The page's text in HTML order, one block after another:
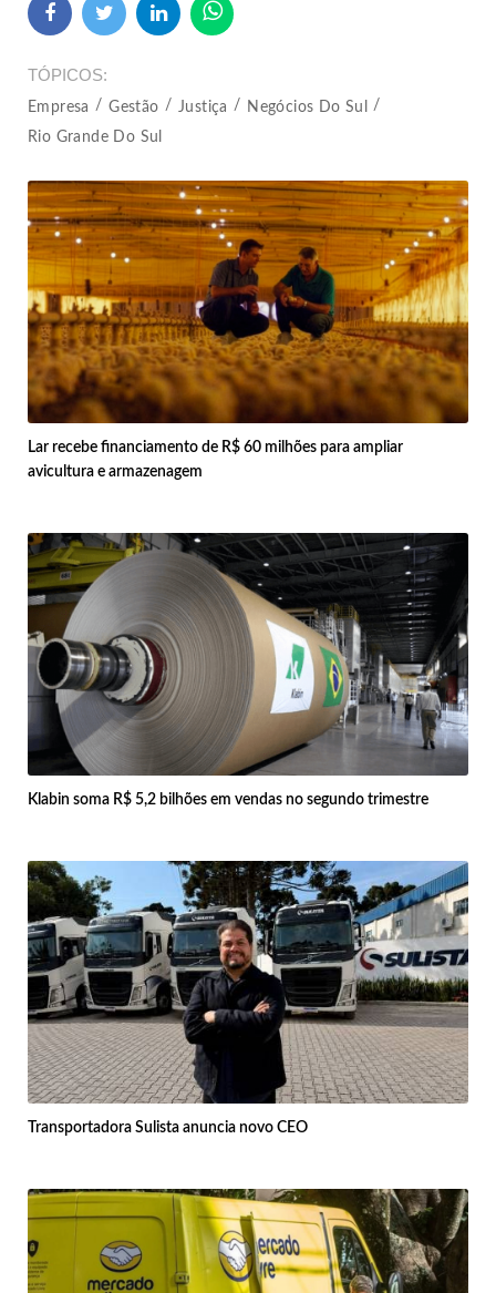
TÓPICOS
Empresa Gestão Justiça
Negócios Do Sul
Rio Grande Do Sul
Lar recebe financiamento de R$ 60 milhões para ampliar
avicultura e armazenagem
Klabin soma R$ 5,2 bilhões em vendas no segundo trimestre
Transportadora Sulista anuncia novo CEO